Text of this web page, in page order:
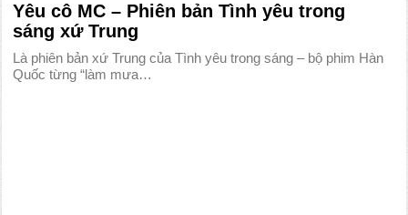
Yêu cô MC – Phiên bản Tình yêu trong
sáng xứ Trung
Là phiên bản xứ Trung của Tình yêu trong sáng – bộ phim Hàn
Quốc từng “làm mưa…